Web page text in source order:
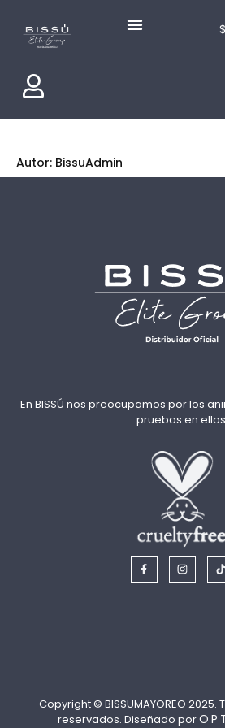
$
Autor: BissuAdmin
En BISSÚ nos preocupamos por los
pruebas en
Copyright © BISSUMAYOREO
reservados. Diseñado por